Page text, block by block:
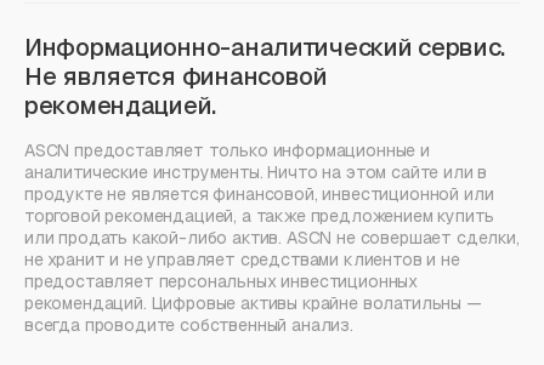
Информационно-аналитический сервис.
Не является финансовой
рекомендацией.
ASCN предоставляет только информационные и
аналитические инструменты. Ничто на этом сайте или в
продукте не является финансовой, инвестиционной или
торговой рекомендацией, а также предложением купить
или продать какой-либо актив. ASCN не совершает сделки,
не хранит и не управляет средствами клиентов и не
предоставляет персональных инвестиционных
рекомендаций. Цифровые активы крайне волатильны —
всегда проводите собственный анализ.